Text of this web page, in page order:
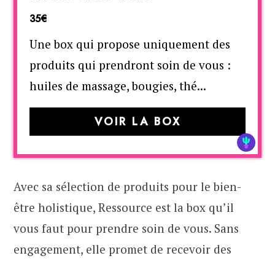
35€
Une box qui propose uniquement des
produits qui prendront soin de vous :
huiles de massage, bougies, thé...
VOIR LA BOX
Avec sa sélection de produits pour le bien-
être holistique, Ressource est la box qu’il
vous faut pour prendre soin de vous. Sans
engagement, elle promet de recevoir des